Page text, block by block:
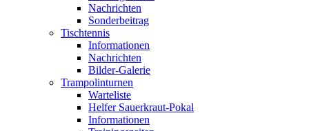
Nachrichten
Sonderbeitrag
Tischtennis
Informationen
Nachrichten
Bilder-Galerie
Trampolinturnen
Warteliste
Helfer Sauerkraut-Pokal
Informationen